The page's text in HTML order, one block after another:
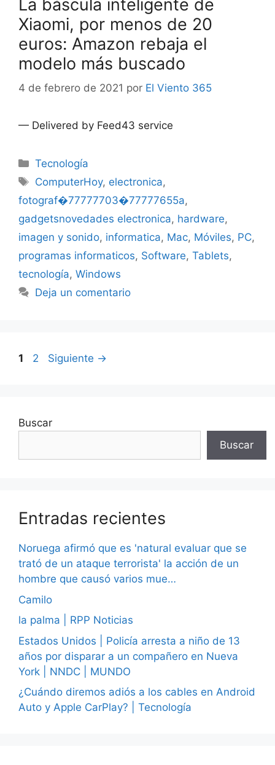
La báscula inteligente de
Xiaomi, por menos de 20
euros: Amazon rebaja el
modelo más buscado
4 de febrero de 2021 por El Viento 365
— Delivered by Feed43 service
Categorías
Tecnología
Etiquetas
ComputerHoy, electronica,
fotograf�77777703�77777655a,
gadgetsnovedades electronica, hardware,
imagen y sonido, informatica, Mac, Móviles, PC,
programas informaticos, Software, Tablets,
tecnología, Windows
Deja un comentario
Página
1 Página
2 Siguiente →
Buscar
Buscar
Entradas recientes
Noruega afirmó que es 'natural evaluar que se
trató de un ataque terrorista' la acción de un
hombre que causó varios mue…
Camilo
la palma | RPP Noticias
Estados Unidos | Policía arresta a niño de 13
años por disparar a un compañero en Nueva
York | NNDC | MUNDO
¿Cuándo diremos adiós a los cables en Android
Auto y Apple CarPlay? | Tecnología